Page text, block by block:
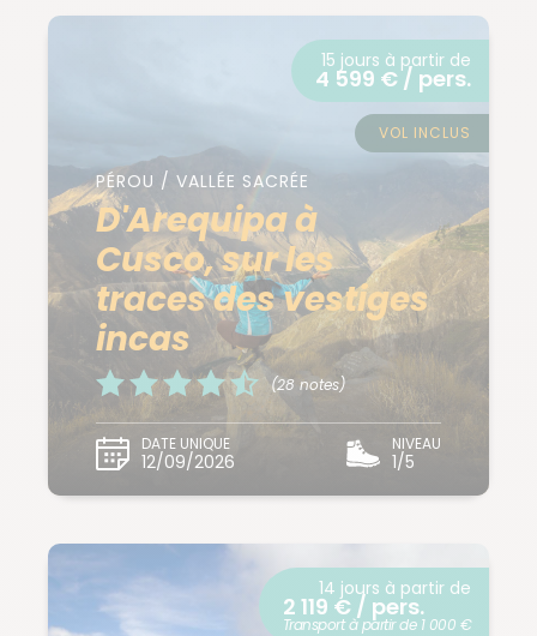
PÉROU / VALLÉE SACRÉE
D'Arequipa à
Cusco, sur les
traces des vestiges
incas
(28 notes)
DATE UNIQUE
12/09/2026
NIVEAU
1/5
15 jours à partir de
4 599 € / pers.
VOL INCLUS
14 jours à partir de
2 119 € / pers.
Transport à partir de 1 000 €